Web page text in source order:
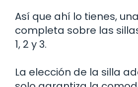
Así que ahí lo tienes,
completa sobre las
1, 2 y 3.
La elección de la silla